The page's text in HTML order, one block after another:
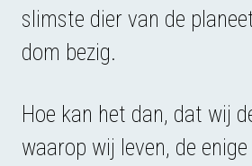
slimste dier van de
dom bezig.
Hoe kan het dan, dat wij
waarop wij leven, de